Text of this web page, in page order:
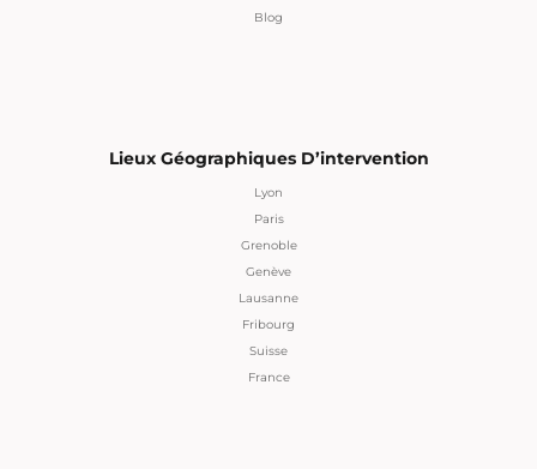
Blog
Lieux Géographiques D’intervention
Lyon
Paris
Grenoble
Genève
Lausanne
Fribourg
Suisse
France